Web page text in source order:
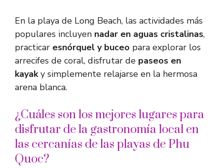
En la playa de Long Beach, las actividades más
populares incluyen nadar en aguas cristalinas,
practicar esnórquel y buceo para explorar los
arrecifes de coral, disfrutar de paseos en
kayaky simplemente relajarse en la hermosa
arena blanca.
¿Cuáles son los mejores lugares para
disfrutar de la gastronomía local en
las cercanías de las playas de Phu
Quoc?